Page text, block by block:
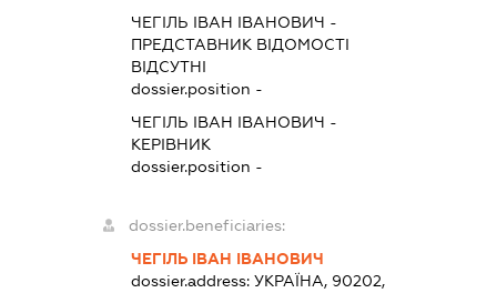
ЧЕГІЛЬ ІВАН ІВАНОВИЧ -
ПРЕДСТАВНИКВІДОМОСТІ
ВІДСУТНІ
dossier.position -
ЧЕГІЛЬ ІВАН ІВАНОВИЧ -
КЕРІВНИК
dossier.position -
dossier.beneficiaries:
ЧЕГІЛЬ ІВАН ІВАНОВИЧ
dossier.address: УКРАЇНА, 90202,